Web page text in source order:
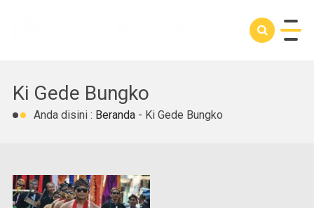
Ki Gede Bungko
Anda disini : Beranda - Ki Gede Bungko